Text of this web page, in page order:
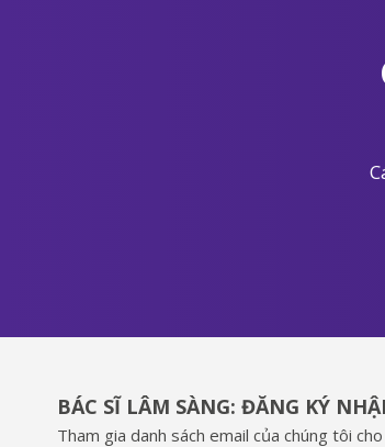
BÁC SĨ LÂM SÀNG: ĐĂNG KÝ
Tham gia danh sách email của chúng tôi